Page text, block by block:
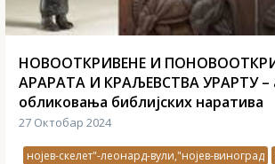
НОВООТКРИВЕНЕ И
АРАРАТА И КРАЉЕВСТВА УРАРТУ –
обликовања библијских наратива
27 Октобар 2024
нојев-скелет"-леонард-вули,"нојев-виноград